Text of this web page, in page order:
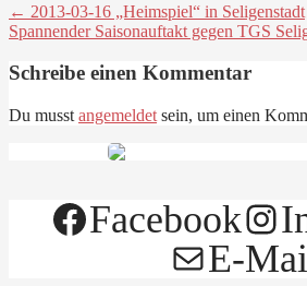
← 2013-03-16 „Heimspiel“ in Seligenstadt
Spannender Saisonauftakt gegen TGS
Schreibe einen Kommentar
Du musst angemeldet sein, um einen
Facebook
E-